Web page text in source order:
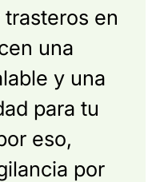
en
una
y una
para tu
eso,
por